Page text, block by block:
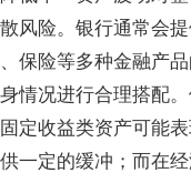
风险。银行通常会
保险等多种金融产
情况进行合理搭配
定收益类资产可能
一定的缓冲；而在